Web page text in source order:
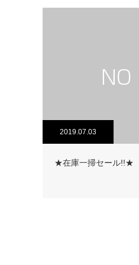
2019.07.03
★在庫一掃セール!!★